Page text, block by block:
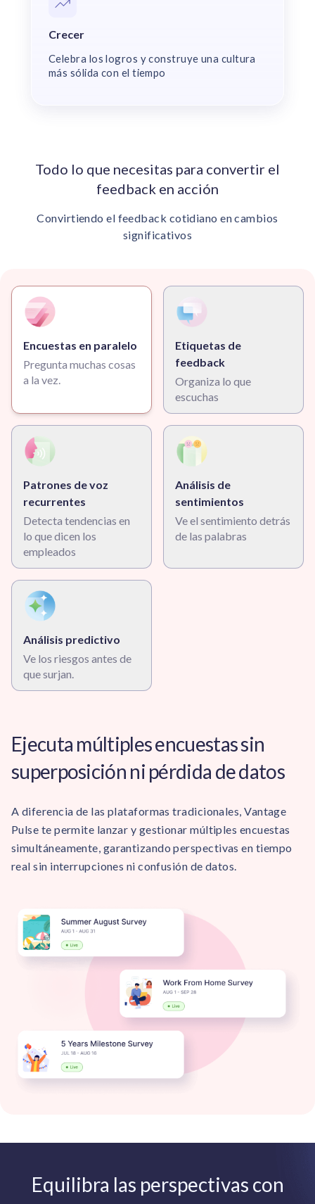
Crecer
Celebra los logros y construye una cultura
más sólida con el tiempo
Todo lo que necesitas para convertir el
feedback en acción
Convirtiendo el feedback cotidiano en cambios
significativos
Encuestas en paralelo
Pregunta muchas cosas
a la vez.
Etiquetas de
feedback
Organiza lo que
escuchas
Patrones de voz
recurrentes
Detecta tendencias en
lo que dicen los
empleados
Análisis de
sentimientos
Ve el sentimiento detrás
de las palabras
Análisis predictivo
Ve los riesgos antes de
que surjan.
Ejecuta múltiples encuestas sin
superposición ni pérdida de datos
A diferencia de las plataformas tradicionales, Vantage
Pulse te permite lanzar y gestionar múltiples encuestas
simultáneamente, garantizando perspectivas en tiempo
real sin interrupciones ni confusión de datos.
Equilibra las perspectivas con